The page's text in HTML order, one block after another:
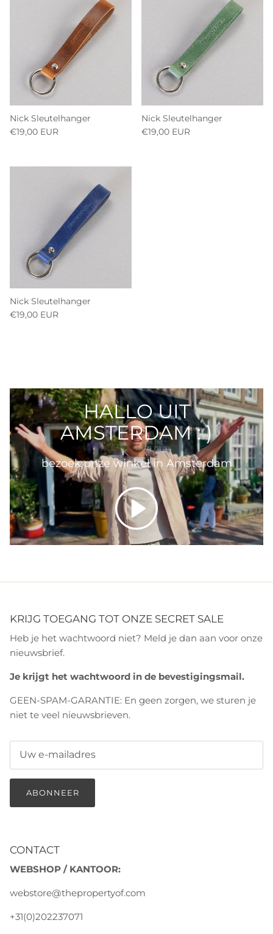
Nick Sleutelhanger
€19,00 EUR
Nick Sleutelhanger
€19,00 EUR
Nick Sleutelhanger
€19,00 EUR
HALLO UIT
AMSTERDAM : )
bezoek onze winkel in Amsterdam
Spelen
KRIJG TOEGANG TOT ONZE SECRET SALE
Heb je het wachtwoord niet? Meld je dan aan voor onze
nieuwsbrief.
Je krijgt het wachtwoord in de bevestigingsmail.
GEEN-SPAM-GARANTIE: En geen zorgen, we sturen je
niet te veel nieuwsbrieven.
ABONNEER
CONTACT
WEBSHOP / KANTOOR:
webstore@thepropertyof.com
+31(0)202237071